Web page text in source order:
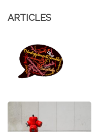
ARTICLES